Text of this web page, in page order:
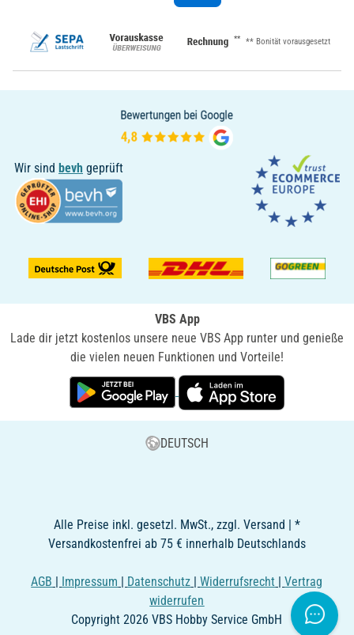
** ** Bonität vorausgesetzt
Wir sind bevh geprüft
VBS App
Lade dir jetzt kostenlos unsere neue VBS App runter und genieße
die vielen neuen Funktionen und Vorteile!
DEUTSCH
Alle Preise inkl. gesetzl. MwSt., zzgl. Versand | *
Versandkostenfrei ab 75 € innerhalb Deutschlands
AGB | Impressum | Datenschutz |Widerrufsrecht |Vertrag
widerrufen
Copyright 2026 VBS Hobby Service GmbH